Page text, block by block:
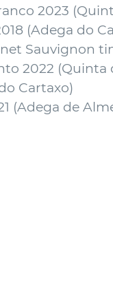
2023 (
(Adega do
Sauvignon
2022 (Quinta
Cartaxo)
(Adega de